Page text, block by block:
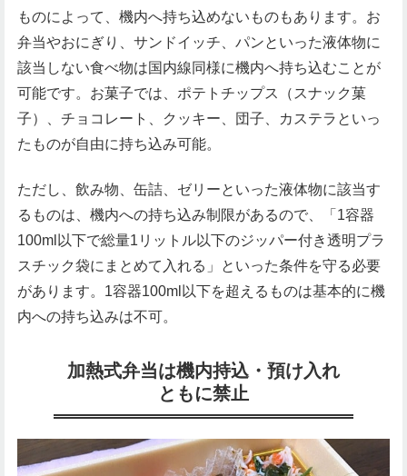
ものによって、機内へ持ち込めないものもあります。お
弁当やおにぎり、サンドイッチ、パンといった液体物に
該当しない食べ物は国内線同様に機内へ持ち込むことが
可能です。お菓子では、ポテトチップス（スナック菓
子）、チョコレート、クッキー、団子、カステラといっ
たものが自由に持ち込み可能。
ただし、飲み物、缶詰、ゼリーといった液体物に該当す
るものは、機内への持ち込み制限があるので、「1容器
100ml以下で総量1リットル以下のジッパー付き透明プラ
スチック袋にまとめて入れる」といった条件を守る必要
があります。1容器100ml以下を超えるものは基本的に機
内への持ち込みは不可。
加熱式弁当は機内持込・預け入れ
ともに禁止